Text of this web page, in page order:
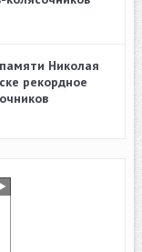
Николая
рекордное